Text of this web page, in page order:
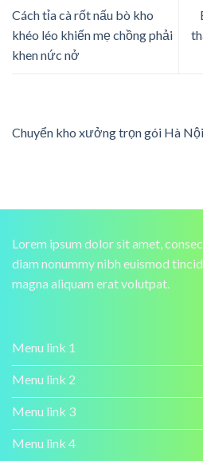
Cách tỉa cà rốt nấu bò kho
khéo léo khiến mẹ chồng phải
khen nức nở
Chuyển kho xưởng trọn gói Hà Nội
Lorem ipsum dolor sit amet,
diam nonummy nibh euismod
magna aliquam erat volutpat.
Menu link 1
Menu link 2
Menu link 3
Menu link 4